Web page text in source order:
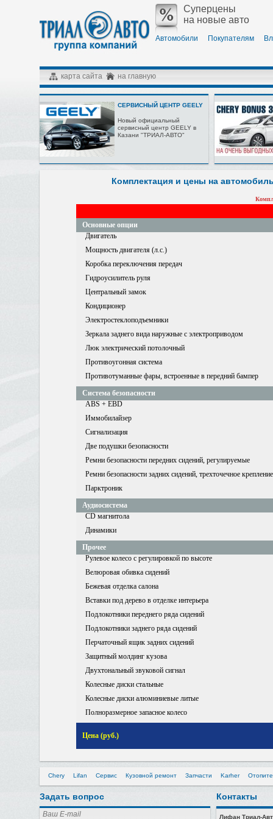
Суперцены
на новые авто
Автомобили Покупателям
карта сайта на главную
СЕРВИСНЫЙ ЦЕНТР GEELY
Новый официальный
сервисный центр GEELY в
Казани "ТРИАЛ-АВТО"
Комплектация и цены на
Основные опции
Двигатель
Мощность двигателя (л.с.)
Коробка переключения передач
Гидроусилитель руля
Центральный замок
Кондиционер
Электростеклоподъемники
Зеркала заднего вида наружные с электроприводом
Люк электрический потолочный
Противоугонная система
Противотуманные фары, встроенные в передний бампер
Система безопасности
ABS + EBD
Иммобилайзер
Сигнализация
Две подушки безопасности
Ремни безопасности передних сидений, регулируемые
Ремни безопасности задних сидений, трехточечное крепление
Парктроник
Аудиосистема
CDмагнитола
Динамики
Прочее
Рулевое колесо с регулировкой по высоте
Велюровая обивка сидений
Бежевая отделка салона
Вставки под дерево в отделке интерьера
Подлокотники переднего ряда сидений
Подлокотники заднего ряда сидений
Перчаточный ящик задних сидений
Защитный молдинг кузова
Двухтональный звуковой сигнал
Колесные диски стальные
Колесные диски алюминиевые литые
Полноразмерное запасное колесо
Цена (руб.)
Chery Lifan Сервис Кузовной ремонт Запчасти Karher
Задать вопрос Контакты
Лифан Триал-